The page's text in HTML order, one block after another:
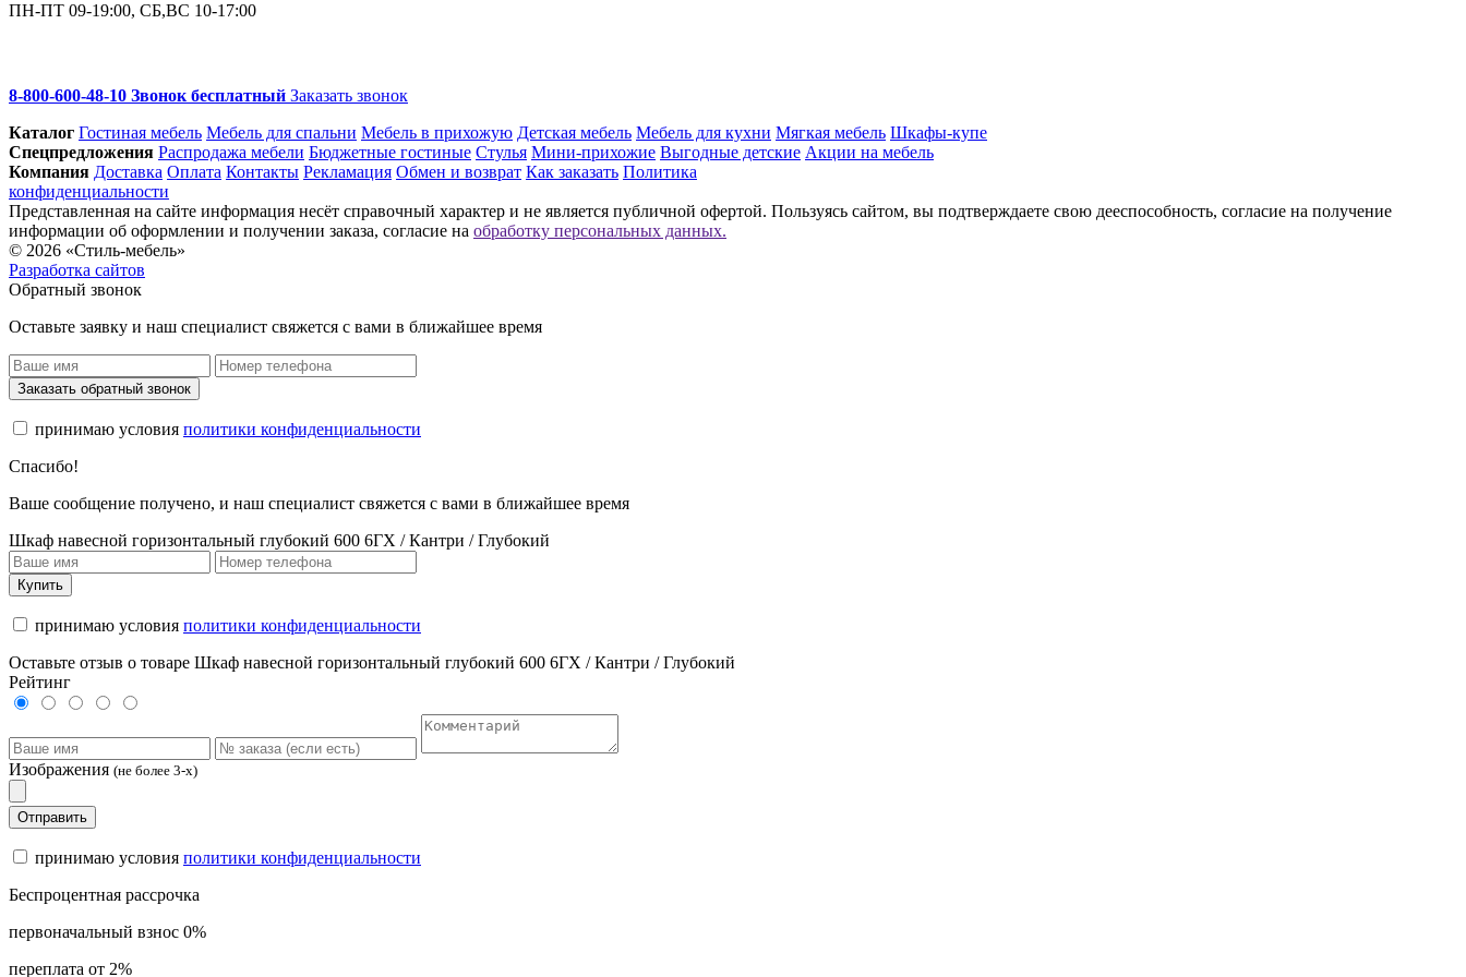
ПН-ПТ 09-19:00, СБ,ВС 10-17:00
8-800-600-48-10 Звонок бесплатный Заказать звонок
Каталог Гостиная мебель Мебель для спальни Мебель в прихожую Детская мебель Мебель для кухни Мягкая мебель Шкафы-купе
Спец­предложения Распродажа мебели Бюджетные гостиные Стулья Мини-прихожие Выгодные детские Акции на мебель
Компания Доставка Оплата Контакты Рекламация Обмен и возврат Как заказать Политика
конфиденциальности
Представленная на сайте информация несёт справочный характер и не является публичной офертой. Пользуясь сайтом, вы подтверждаете свою дееспособность, согласие на получение
информации об оформлении и получении заказа, согласие на обработку персональных данных.
© 2026 «Стиль-мебель»
Разработка сайтов
Обратный звонок
Оставьте заявку и наш специалист свяжется с вами в ближайшее время
Заказать обратный звонок
принимаю условия политики конфиденциальности
Спасибо!
Ваше сообщение получено, и наш специалист свяжется с вами в ближайшее время
Шкаф навесной горизонтальный глубокий 600 6ГХ / Кантри / Глубокий
Купить
принимаю условия политики конфиденциальности
Оставьте отзыв о товаре Шкаф навесной горизонтальный глубокий 600 6ГХ / Кантри / Глубокий
Рейтинг
Изображения (не более 3-х)
Отправить
принимаю условия политики конфиденциальности
Беспроцентная рассрочка
первоначальный взнос 0%
переплата от 2%